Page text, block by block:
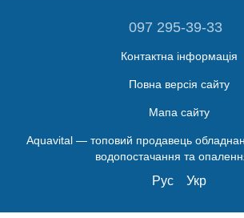
097 295-39-33
Контактна інформація
Повна версія сайту
Мапа сайту
Aquavital — топовий продавець
водопостачання та
Рус Укр